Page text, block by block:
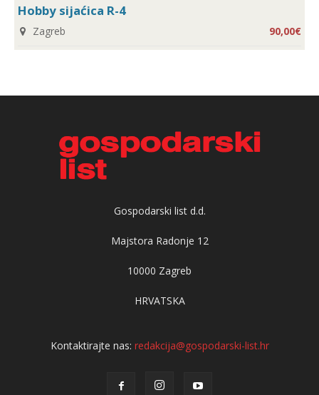
Hobby sijaćica R-4
Zagreb 90,00€
Gospodarski list d.d.
Majstora Radonje 12
10000 Zagreb
HRVATSKA
Kontaktirajte nas: redakcija@gospodarski-list.hr